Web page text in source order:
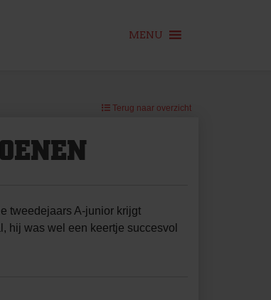
MENU
Terug naar overzicht
tweedejaars A-junior krijgt
hij was wel een keertje succesvol